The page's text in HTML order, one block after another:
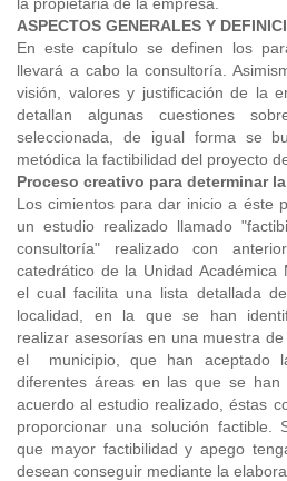
ASPECTOS GENERALES Y
En este capítulo se definen los
llevará a cabo la consultoría.
visión, valores y justificación de la
detallan algunas cuestiones
seleccionada, de igual forma se
metódica la factibilidad del proyecto
Proceso creativo para determinar
Los cimientos para dar inicio a éste
un estudio realizado llamado
consultoría" realizado con
catedrático de la Unidad Académica
el cual facilita una lista detallada
localidad, en la que se han
realizar asesorías en una muestra
el municipio, que han aceptado
diferentes áreas en las que se han
acuerdo al estudio realizado, éstas
proporcionar una solución factible.
que mayor factibilidad y apego
desean conseguir mediante la